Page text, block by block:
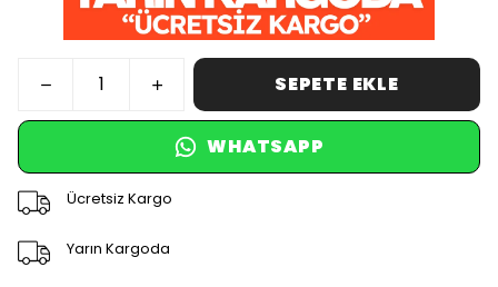
SEPETE EKLE
WHATSAPP
Ücretsiz Kargo
Yarın Kargoda